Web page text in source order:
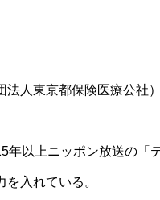
人東京都保険医療公社
以上ニッポン放送の「
入れている。